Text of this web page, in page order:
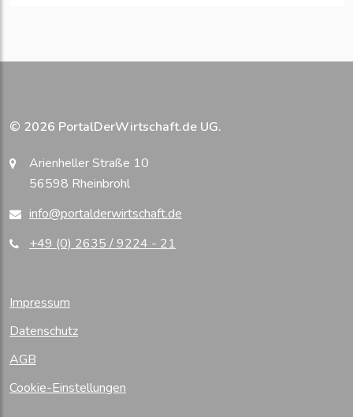
© 2026 PortalDerWirtschaft.de UG.
Arienheller Straße 10
56598 Rheinbrohl
info@portalderwirtschaft.de
+49 (0) 2635 / 9224 - 21
Impressum
Datenschutz
AGB
Cookie-Einstellungen